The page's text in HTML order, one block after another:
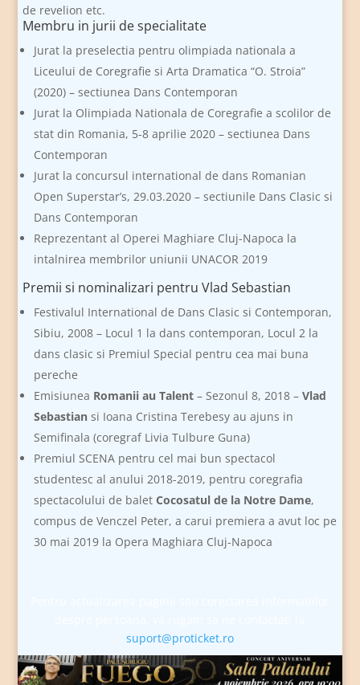
de revelion etc.
Membru in jurii de specialitate
Jurat la preselectia pentru olimpiada nationala a
Liceului de Coregrafie si Arta Dramatica “O. Stroia”
(2020) – sectiunea Dans Contemporan
Jurat la Olimpiada Nationala de Coregrafie a scolilor de
stat din Romania, 5-8 aprilie 2020 – sectiunea Dans
Contemporan
Jurat la concursul international de dans Romanian
Open Superstar’s, 29.03.2020 – sectiunile Dans Clasic si
Dans Contemporan
Reprezentant al Operei Maghiare Cluj-Napoca la
intalnirea membrilor uniunii UNACOR 2019
Premii si nominalizari pentru Vlad Sebastian
Festivalul International de Dans Clasic si Contemporan,
Sibiu, 2008 – Locul 1 la dans contemporan, Locul 2 la
dans clasic si Premiul Special pentru cea mai buna
pereche
Emisiunea Romanii au Talent – Sezonul 8, 2018 –Vlad
Sebastian si Ioana Cristina Terebesy au ajuns in
Semifinala (coregraf Livia Tulbure Guna)
Premiul SCENA pentru cel mai bun spectacol
studentesc al anului 2018-2019, pentru coregrafia
spectacolului de baletCocosatul de la Notre Dame,
compus de Venczel Peter, a carui premiera a avut loc pe
30 mai 2019 la Opera Maghiara Cluj-Napoca
suport@proticket.ro